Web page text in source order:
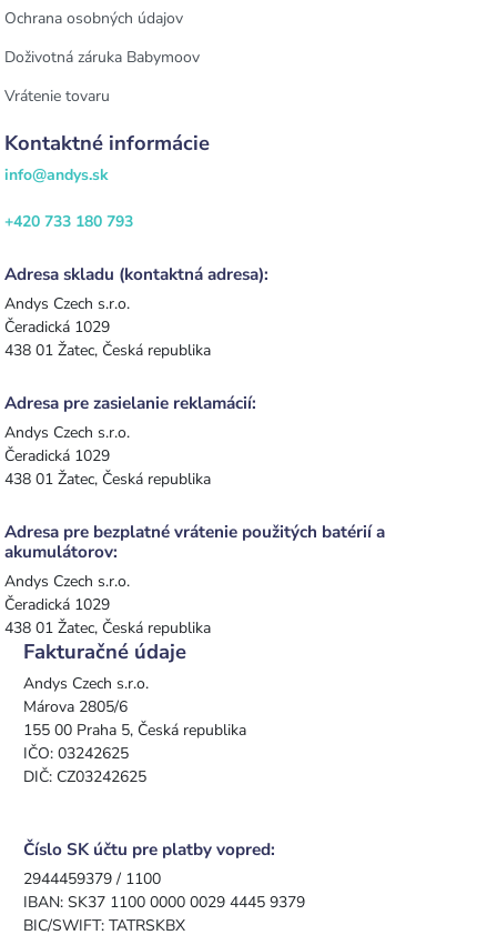
Ochrana osobných údajov
Doživotná záruka Babymoov
Vrátenie tovaru
Kontaktné informácie
info@andys.sk
+420 733 180 793
Adresa skladu (kontaktná adresa):
Andys Czech s.r.o.
Čeradická 1029
438 01 Žatec, Česká republika
Adresa pre zasielanie reklamácií:
Andys Czech s.r.o.
Čeradická 1029
438 01 Žatec, Česká republika
Adresa pre bezplatné vrátenie použitých batérií a
akumulátorov:
Andys Czech s.r.o.
Čeradická 1029
438 01 Žatec, Česká republika
Fakturačné údaje
Andys Czech s.r.o.
Márova 2805/6
155 00 Praha 5, Česká republika
IČO: 03242625
DIČ: CZ03242625
Číslo SK účtu pre platby vopred:
2944459379 / 1100
IBAN: SK37 1100 0000 0029 4445 9379
BIC/SWIFT: TATRSKBX